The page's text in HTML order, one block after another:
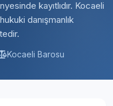
kayıtlıdır. Kocaeli
danışmanlık
Kocaeli Barosu